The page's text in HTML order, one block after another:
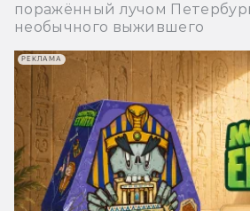
поражённый лучом
необычного выжившего
РЕКЛАМА